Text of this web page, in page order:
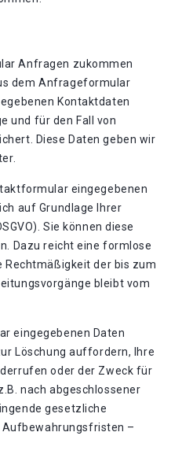
Anfragen zukommen
dem Anfrageformular
Kontaktdaten
und für den Fall von
Diese Daten geben wir
eingegebenen
auf Grundlage Ihrer
Sie können diese
Dazu reicht eine formlose
Rechtmäßigkeit der bis zum
bleibt vom
eingegebenen Daten
Löschung auffordern, Ihre
oder der Zweck für
nach abgeschlossener
gesetzliche
–